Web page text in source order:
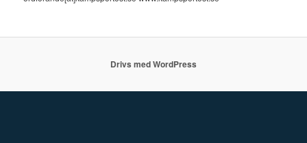
Drivs med WordPress